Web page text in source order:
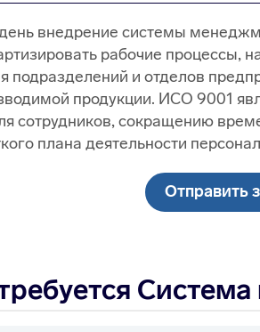
внедрение системы
рабочие процессы,
подразделений и отделов
продукции. ИСО 9001
сотрудников, сокращению
плана деятельности
Отправить